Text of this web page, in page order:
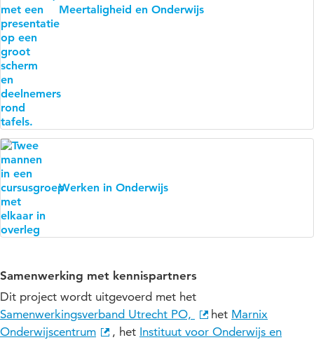
Meertaligheid en Onderwijs
Werken in Onderwijs
Samenwerking met kennispartners
Dit project wordt uitgevoerd met het
Samenwerkingsverband Utrecht PO,
het Marnix
Onderwijscentrum
, het Instituut voor Onderwijs en